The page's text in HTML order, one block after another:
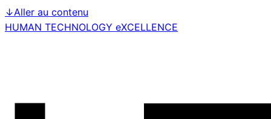
↓Aller au contenu
HUMAN TECHNOLOGY eXCELLENCE